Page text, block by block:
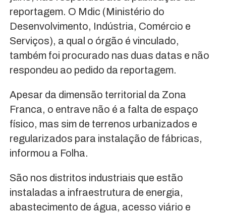
reportagem. O Mdic (Ministério do
Desenvolvimento, Indústria, Comércio e
Serviços), a qual o órgão é vinculado,
também foi procurado nas duas datas e não
respondeu ao pedido da reportagem.
Apesar da dimensão territorial da Zona
Franca, o entrave não é a falta de espaço
físico, mas sim de terrenos urbanizados e
regularizados para instalação de fábricas,
informou a Folha.
São nos distritos industriais que estão
instaladas a infraestrutura de energia,
abastecimento de água, acesso viário e